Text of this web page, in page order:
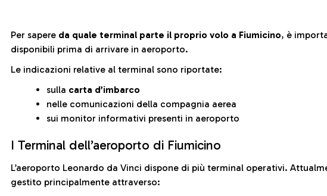
Per sapere da quale terminal parte il proprio volo a Fiumicino, è
disponibili prima di arrivare in aeroporto.
Le indicazioni relative al terminal sono riportate:
sulla carta d’imbarco
nelle comunicazioni della compagnia aerea
sui monitor informativi presenti in aeroporto
I Terminal dell’aeroporto di Fiumicino
L’aeroporto Leonardo da Vinci dispone di più terminal operativi.
gestito principalmente attraverso: